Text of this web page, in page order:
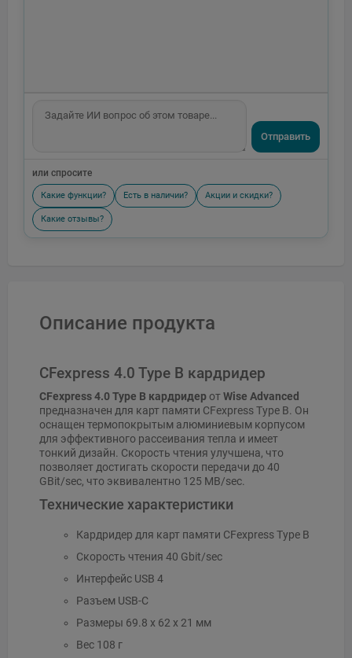
Отправить
или спросите
Какие функции? Есть в наличии? Акции и скидки?
Какие отзывы?
Описание продукта
CFexpress 4.0 Type B кардридер
CFexpress 4.0 Type B кардридеротWise Advanced
предназначен для карт памяти CFexpress Type B. Он
оснащен термопокрытым алюминиевым корпусом
для эффективного рассеивания тепла и имеет
тонкий дизайн. Скорость чтения улучшена, что
позволяет достигать скорости передачи до 40
GBit/sec, что эквивалентно 125 MB/sec.
Технические характеристики
Кардридер для карт памяти CFexpress Type B
Скорость чтения 40 Gbit/sec
Интерфейс USB 4
Разъем USB-C
Размеры 69.8 x 62 x 21 мм
Вес 108 г